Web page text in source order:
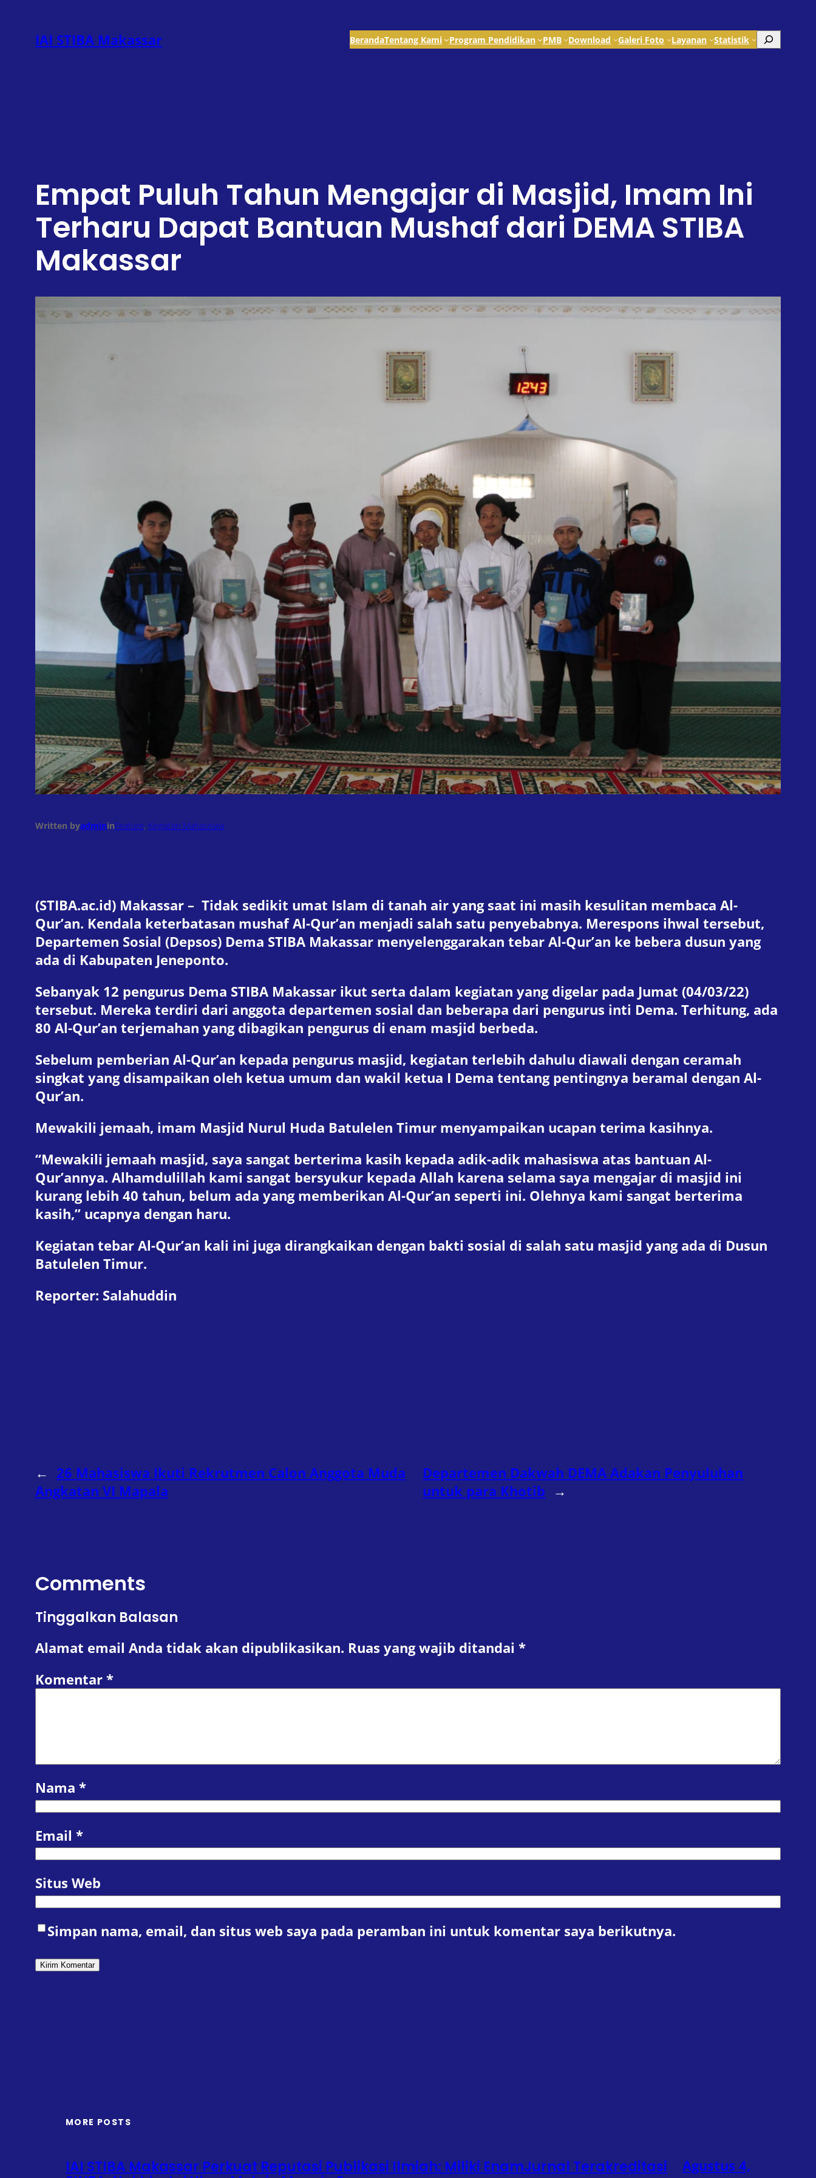
konten
IAI STIBA Makassar BerandaTentang Kami Program Pendidikan PMB Download Galeri Foto Layanan Statistik Search
Empat Puluh Tahun Mengajar di Masjid, Imam Ini
Terharu Dapat Bantuan Mushaf dari DEMA STIBA
Makassar
Written byadmininFeature, Kegiatan Mahasiswa
(STIBA.ac.id) Makassar – Tidak sedikit umat Islam di tanah air yang saat ini masih kesulitan membaca Al-
Qur’an. Kendala keterbatasan mushaf Al-Qur’an menjadi salah satu penyebabnya. Merespons ihwal tersebut,
Departemen Sosial (Depsos) Dema STIBA Makassar menyelenggarakan tebar Al-Qur’an ke bebera dusun yang
ada di Kabupaten Jeneponto.
Sebanyak 12 pengurus Dema STIBA Makassar ikut serta dalam kegiatan yang digelar pada Jumat (04/03/22)
tersebut. Mereka terdiri dari anggota departemen sosial dan beberapa dari pengurus inti Dema. Terhitung, ada
80 Al-Qur’an terjemahan yang dibagikan pengurus di enam masjid berbeda.
Sebelum pemberian Al-Qur’an kepada pengurus masjid, kegiatan terlebih dahulu diawali dengan ceramah
singkat yang disampaikan oleh ketua umum dan wakil ketua I Dema tentang pentingnya beramal dengan Al-
Qur’an.
Mewakili jemaah, imam Masjid Nurul Huda Batulelen Timur menyampaikan ucapan terima kasihnya.
“Mewakili jemaah masjid, saya sangat berterima kasih kepada adik-adik mahasiswa atas bantuan Al-
Qur’annya. Alhamdulillah kami sangat bersyukur kepada Allah karena selama saya mengajar di masjid ini
kurang lebih 40 tahun, belum ada yang memberikan Al-Qur’an seperti ini. Olehnya kami sangat berterima
kasih,” ucapnya dengan haru.
Kegiatan tebar Al-Qur’an kali ini juga dirangkaikan dengan bakti sosial di salah satu masjid yang ada di Dusun
Batulelen Timur.
Reporter: Salahuddin
← 26 Mahasiswa Ikuti Rekrutmen Calon Anggota Muda
Angkatan VI Mapala
Departemen Dakwah DEMA Adakan Penyuluhan
untuk para Khotib →
Comments
Tinggalkan Balasan
Alamat email Anda tidak akan dipublikasikan. Ruas yang wajib ditandai *
Komentar *
Nama *
Email *
Situs Web
Simpan nama, email, dan situs web saya pada peramban ini untuk komentar saya berikutnya.
MORE POSTS
IAI STIBA Makassar Perkuat Reputasi Publikasi Ilmiah: Miliki EnamJurnal Terakreditasi
Agustus 4,